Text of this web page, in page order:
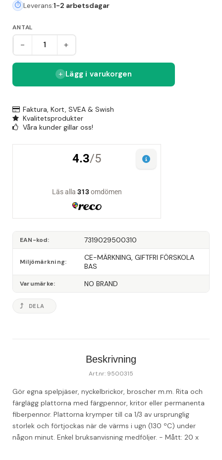
Leverans:1-2 arbetsdagar
ANTAL
- +
Lägg i varukorgen
Faktura, Kort, SVEA & Swish
Kvalitetsprodukter
Våra kunder gillar oss!
EAN-kod 7319029500310
Miljömärkning
CE-MÄRKNING, GIFTFRI FÖRSKOLA
BAS
Varumärke NO BRAND
DELA
Beskrivning
Art.nr: 9500315
Gör egna spelpjäser, nyckelbrickor, broscher m.m. Rita och
färglägg plattorna med färgpennor, kritor eller permanenta
fiberpennor. Plattorna krymper till ca 1/3 av ursprunglig
storlek och förtjockas när de värms i ugn (130 ºC) under
någon minut. Enkel bruksanvisning medföljer. - Mått: 20 x